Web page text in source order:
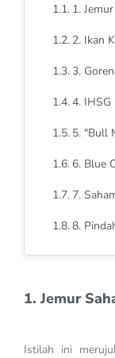
1.
2. Ikan
3.
4. IHSG
5. "Bull
6. Blue
7.
8.
1. Jemur
Istilah ini